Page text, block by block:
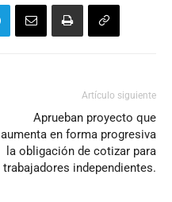
Artículo siguiente
Aprueban proyecto que
aumenta en forma progresiva
la obligación de cotizar para
trabajadores independientes.